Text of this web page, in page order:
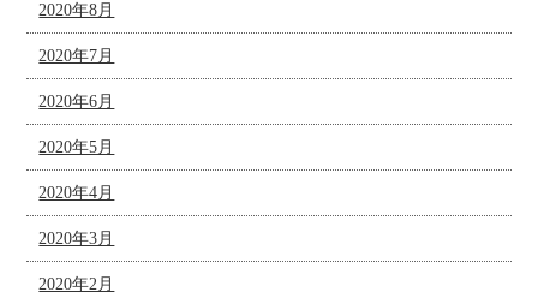
2020年8月
2020年7月
2020年6月
2020年5月
2020年4月
2020年3月
2020年2月